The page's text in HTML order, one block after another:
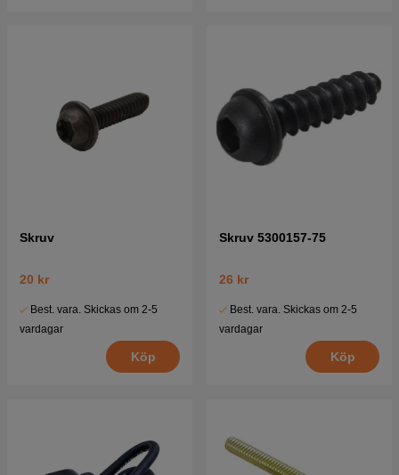
Skruv
20 kr
Best. vara. Skickas om 2-5
vardagar
Köp
Skruv 5300157-75
26 kr
Best. vara. Skickas om 2-5
vardagar
Köp